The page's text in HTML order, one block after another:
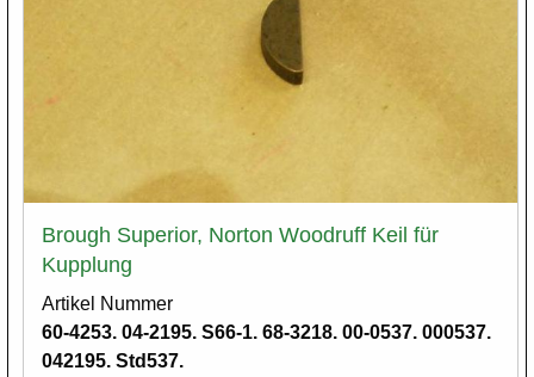
Brough Superior, Norton Woodruff Keil für
Kupplung
Artikel Nummer
60-4253. 04-2195. S66-1. 68-3218. 00-0537. 000537.
042195. Std537.